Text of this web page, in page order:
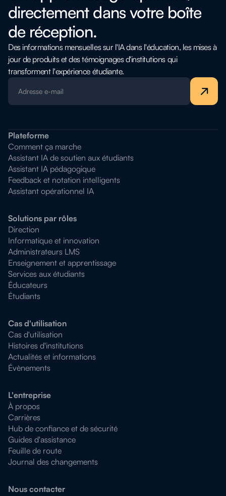
directement dans votre boîte
de réception.
Des informations mensuelles sur l'IA dans l'éducation, les mises à
jour de produits et des témoignages d'institutions qui
transforment l'expérience étudiante.
Plateforme
Comment ça marche
Assistant IA de soutien aux étudiants
Assistant IA pédagogique
Feedback et notation intelligents
Assistant opérationnel IA
Solutions par rôles
Direction
Informatique et innovation
Administrateurs LMS
Enseignement et apprentissage
Services aux étudiants
Éducateurs
Étudiants
Cas d'utilisation
Cas d'utilisation
Histoires d'institutions
Actualités et informations
Évènements
L'entreprise
À propos
Carrières
Hub de confiance et de sécurité
Guides d'assistance
Feuille de route
Journal des changements
Nous contacter